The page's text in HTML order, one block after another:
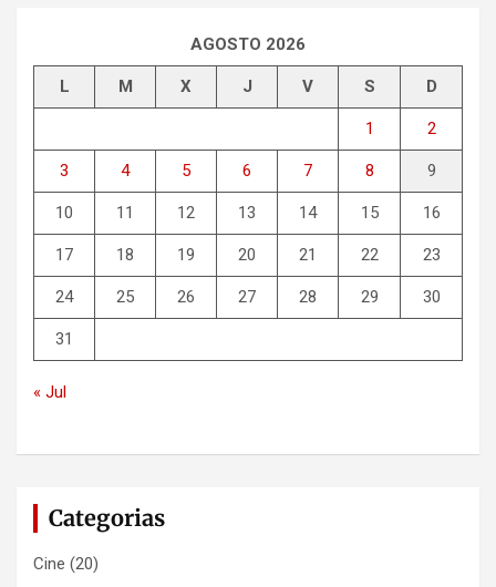
AGOSTO 2026
L M X J V S D
1 2
3 4 5 6 7 8 9
10 11 12 13 14 15 16
17 18 19 20 21 22 23
24 25 26 27 28 29 30
31
« Jul
Categorias
Cine (20)